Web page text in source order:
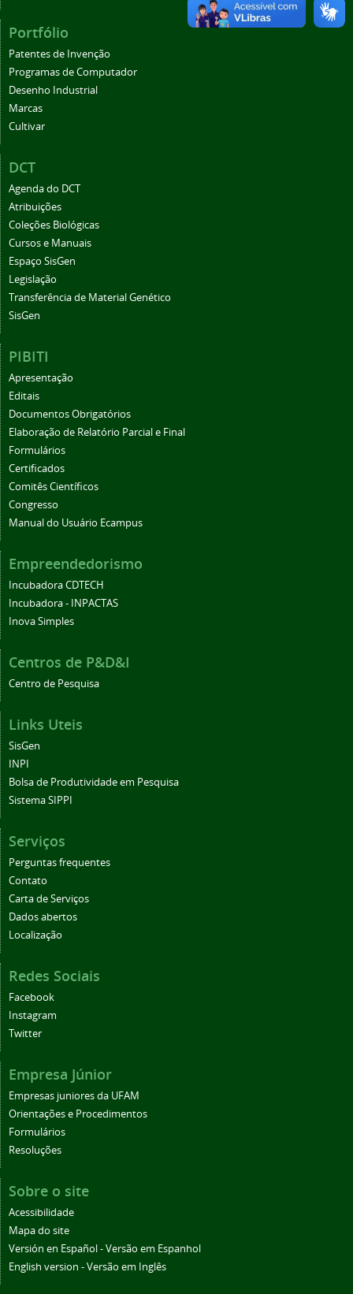
Portfólio
Patentes de Invenção
Programas de Computador
Desenho Industrial
Marcas
Cultivar
DCT
Agenda do DCT
Atribuições
Coleções Biológicas
Cursos e Manuais
Espaço SisGen
Legislação
Transferência de Material Genético
SisGen
PIBITI
Apresentação
Editais
Documentos Obrigatórios
Elaboração de Relatório Parcial e Final
Formulários
Certificados
Comitês Científicos
Congresso
Manual do Usuário Ecampus
Empreendedorismo
Incubadora CDTECH
Incubadora - INPACTAS
Inova Simples
Centros de P&D&I
Centro de Pesquisa
Links Uteis
SisGen
INPI
Bolsa de Produtividade em Pesquisa
Sistema SIPPI
Serviços
Perguntas frequentes
Contato
Carta de Serviços
Dados abertos
Localização
Redes Sociais
Facebook
Instagram
Twitter
Empresa Júnior
Empresas juniores da UFAM
Orientações e Procedimentos
Formulários
Resoluções
Sobre o site
Acessibilidade
Mapa do site
Versión en Español - Versão em Espanhol
English version - Versão em Inglês